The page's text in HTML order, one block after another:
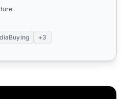
+3
aux épingles sur Pinterest